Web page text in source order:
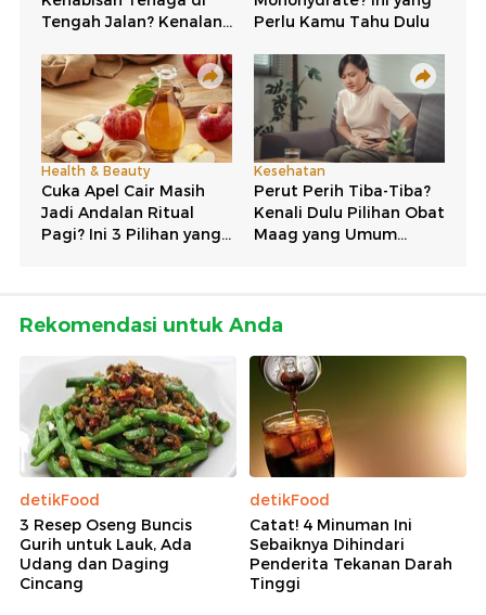
Rekomendasi untuk Anda
detikFood
3 Resep Oseng Buncis
Gurih untuk Lauk, Ada
Udang dan Daging
Cincang
detikFood
Catat! 4 Minuman Ini
Sebaiknya Dihindari
Penderita Tekanan Darah
Tinggi